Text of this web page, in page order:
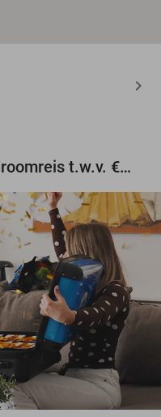
Maak gratis kans op een droomreis t.w.v. €3.000!